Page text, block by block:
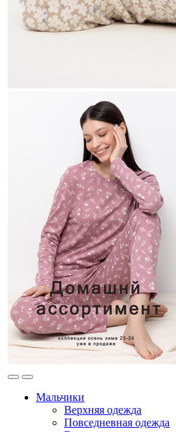
Мальчики
Верхняя одежда
Повседневная одежда